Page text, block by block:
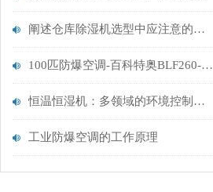
阐述仓库除湿机选型中应注意的三点要素
100匹防爆空调-百科特奥BLF260-辽源防爆空调
恒温恒湿机：多领域的环境控制好帮手
工业防爆空调的工作原理